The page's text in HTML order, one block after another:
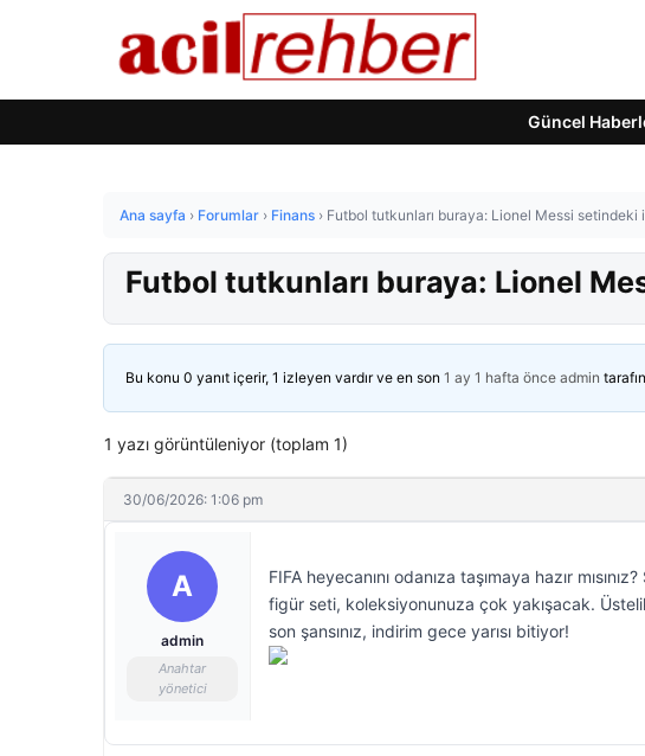
Güncel
Ana sayfa › Forumlar › Finans › Futbol tutkunları buraya: Lionel Messi setindeki
Futbol tutkunları buraya: Lionel
Bu konu 0 yanıt içerir, 1 izleyen vardır ve en son 1 ay 1 hafta önce admin
1 yazı görüntüleniyor (toplam 1)
30/06/2026: 1:06 pm
A
admin
Anahtar
yönetici
FIFA heyecanını odanıza taşımaya hazır
figür seti, koleksiyonunuza çok yakışacak.
son şansınız, indirim gece yarısı bitiyor!